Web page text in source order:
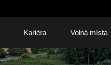
Kariéra Volná místa